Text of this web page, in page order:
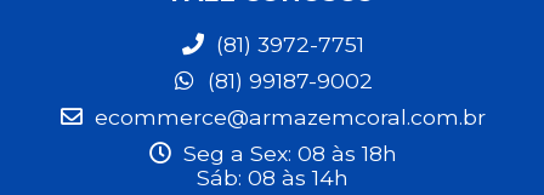
(81) 3972-7751
(81) 99187-9002
ecommerce@armazemcoral.com.br
Seg a Sex: 08 às 18h
Sáb: 08 às 14h